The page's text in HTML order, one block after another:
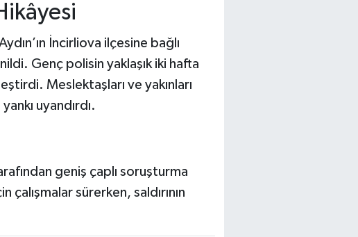
İncirliova ilçesine bağlı
Genç polisin yaklaşık iki hafta
Meslektaşları ve yakınları
uyandırdı.
geniş çaplı soruşturma
çalışmalar sürerken, saldırının